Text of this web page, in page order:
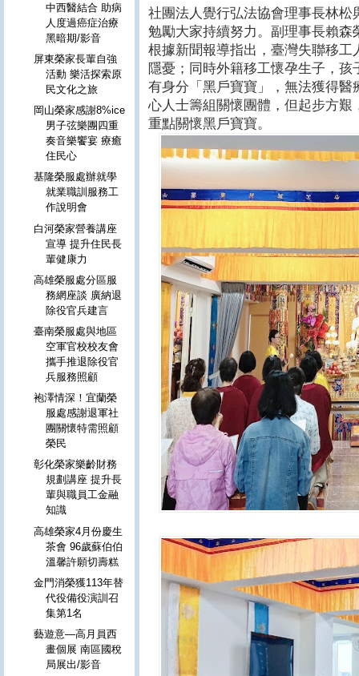
社團法人覺行弘法協會理事長林
勉勵大家持續努力。副理事長賴
根據新聞報導指出，臺灣失聯移
隱憂；同時外籍移工懷孕生子，
有身分「黑戶寶寶」，無法獲得
心人士籌組關懷團體，但起步方
重點關懷黑戶寶寶。
中西醫結合 助病
人度過癌症治療
黑暗期/影音
屏東榮家長輩自強
活動 樂活探索原
民文化之旅
岡山榮家感謝8%ice
男子弦樂團四重
奏音樂饗宴 療癒
住民心
基隆榮服處辦就學
就業職訓服務工
作說明會
白河榮家營養講座
宣導 提升住民長
輩健康力
高雄榮服處分區服
務網座談 廣納退
除役官兵建言
臺南榮服處與地區
空軍官校校友會
攜手推退除役官
兵服務照顧
袍澤情深！宜蘭榮
服處感謝退軍社
團關懷特需照顧
榮民
彰化榮家樂齡財務
規劃講座 提升長
輩與職員工金融
知識
高雄榮家4月份慶生
茶會 96歲蘇伯伯
溫馨許願切壽糕
金門消榮獲113年替
代役備役演訓召
集第1名
藝遊意—高月員西
畫個展 南區國稅
局展出/影音